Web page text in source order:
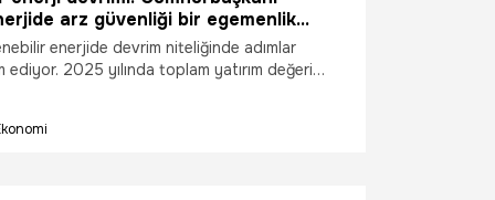
arz güvenliği bir egemenlik
enerjide devrim niteliğinde adımlar
ediyor. 2025 yılında toplam yatırım değeri
98’ini yenilenebilir enerji santralleri